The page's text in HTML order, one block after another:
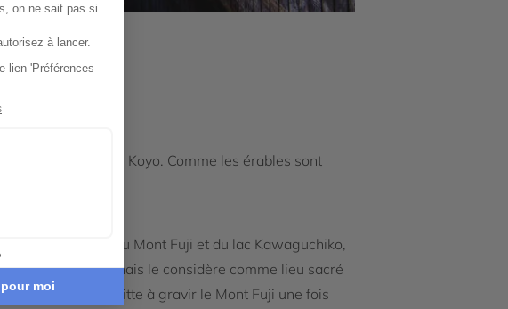
période appelée Koyo. Comme les érables sont
des régions.
aux alentours du Mont Fuji et du lac Kawaguchiko,
Fuji? Les Japonais le considère comme lieu sacré
d’harmonie. Quitte à gravir le Mont Fuji une fois